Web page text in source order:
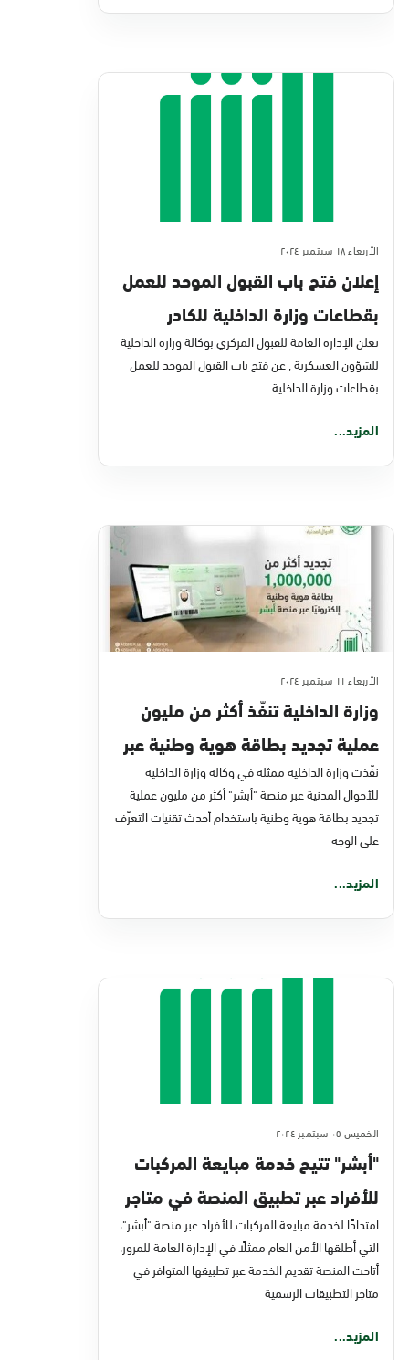
الأربعاء ١٨ سبتمبر ٢٠٢٤
إعلان فتح باب القبول الموحد للعمل
بقطاعات وزارة الداخلية للكادر
النسائي
تعلن الإدارة العامة للقبول المركزي بوكالة وزارة الداخلية
للشؤون العسكرية , عن فتح باب القبول الموحد للعمل
بقطاعات وزارة الداخلية
المزيد...
الأربعاء ١١ سبتمبر ٢٠٢٤
وزارة الداخلية تنفّذ أكثر من مليون
عملية تجديد بطاقة هوية وطنية عبر
منصة أبشر
نفّذت وزارة الداخلية ممثلة في وكالة وزارة الداخلية
للأحوال المدنية عبر منصة "أبشر" أكثر من مليون عملية
تجديد بطاقة هوية وطنية باستخدام أحدث تقنيات التعرّف
على الوجه
المزيد...
الخميس ٠٥ سبتمبر ٢٠٢٤
"أبشر" تتيح خدمة مبايعة المركبات
للأفراد عبر تطبيق المنصة في متاجر
التطبيقات الرسمية
امتدادًا لخدمة مبايعة المركبات للأفراد عبر منصة "أبشر"،
التي أطلقها الأمن العام ممثلًا في الإدارة العامة للمرور،
أتاحت المنصة تقديم الخدمة عبر تطبيقها المتوافر في
متاجر التطبيقات الرسمية
المزيد...